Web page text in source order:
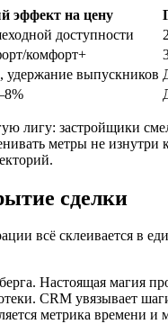
эффект на цену
доступности
комфорт+
удержание выпускников
лигу: застройщики
метры не
сделки
всё склеивается
Настоящая магия
CRM увязывает
метрика времени и